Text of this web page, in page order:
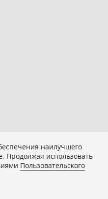
наилучшего
Продолжая использовать
Пользовательского